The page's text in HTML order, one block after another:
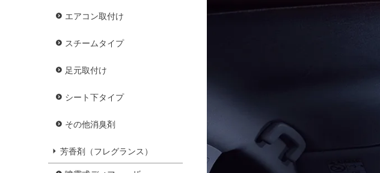
エアコン取付け
スチームタイプ
足元取付け
シート下タイプ
その他消臭剤
芳香剤（フレグランス）